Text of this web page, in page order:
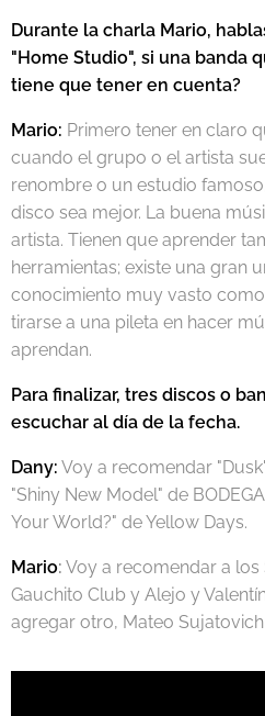
Durante la charla Mario,
"Home Studio", si una banda
tiene que tener en cuenta?
Mario: Primero tener en claro
cuando el grupo o el artista
renombre o un estudio
disco sea mejor. La buena
artista. Tienen que aprender
herramientas; existe una gran
conocimiento muy vasto como
tirarse a una pileta en hacer
aprendan.
Para finalizar, tres discos o
escuchar al día de la fecha.
Dany: Voy a recomendar
"Shiny New Model" de
Your World?" de Yellow Days.
Mario: Voy a recomendar a los
Gauchito Club y Alejo y
agregar otro, Mateo